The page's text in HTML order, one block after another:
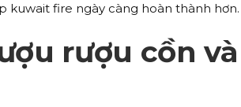
kuwait fire ngày càng hoàn thành hơn.
rượu cồn và